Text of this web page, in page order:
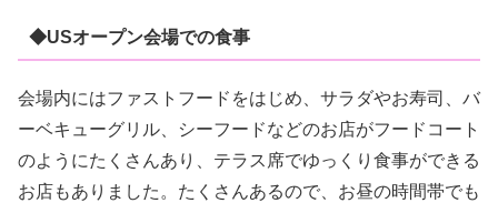
◆USオープン会場での食事
会場内にはファストフードをはじめ、サラダやお寿司、バ
ーベキューグリル、シーフードなどのお店がフードコート
のようにたくさんあり、テラス席でゆっくり食事ができる
お店もありました。たくさんあるので、お昼の時間帯でも